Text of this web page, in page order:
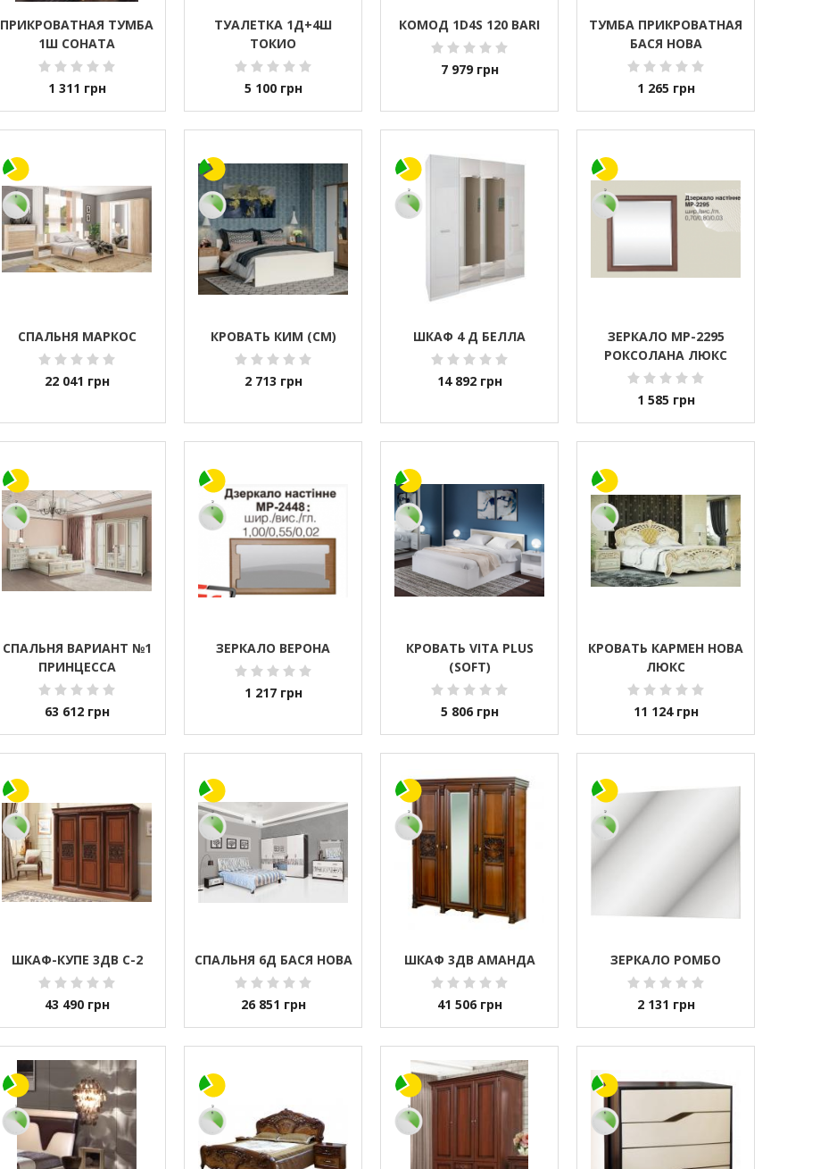
ПРИКРОВАТНАЯ ТУМБА
1Ш СОНАТА
1 311 грн
ТУАЛЕТКА 1Д+4Ш
ТОКИО
5 100 грн
КОМОД 1D4S 120 BARI
7 979 грн
ТУМБА ПРИКРОВАТНАЯ
БАСЯ НОВА
1 265 грн
СПАЛЬНЯ МАРКОС
22 041 грн
КРОВАТЬ КИМ (СМ)
2 713 грн
ШКАФ 4 Д БЕЛЛА
14 892 грн
ЗЕРКАЛО МР-2295
РОКСОЛАНА ЛЮКС
1 585 грн
СПАЛЬНЯ ВАРИАНТ №1
ПРИНЦЕССА
63 612 грн
ЗЕРКАЛО ВЕРОНА
1 217 грн
КРОВАТЬ VITA PLUS
(SOFT)
5 806 грн
КРОВАТЬ КАРМЕН НОВА
ЛЮКС
11 124 грн
ШКАФ-КУПЕ 3ДВ С-2
43 490 грн
СПАЛЬНЯ 6Д БАСЯ НОВА
26 851 грн
ШКАФ 3ДВ АМАНДА
41 506 грн
ЗЕРКАЛО РОМБО
2 131 грн